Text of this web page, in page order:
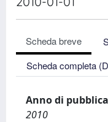
Scheda breve
Scheda completa
Anno di
2010